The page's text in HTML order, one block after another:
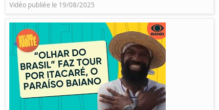
Vidéo publiée le 19/08/2025